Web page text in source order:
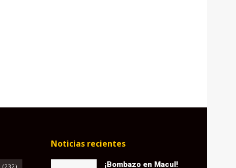
(232)
Noticias recientes
¡Bombazo en Macul!